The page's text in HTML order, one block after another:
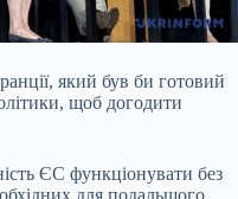
який був би готовий
щоб догодити
ЄС функціонувати без
для подальшого